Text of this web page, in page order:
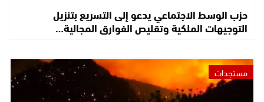
حزب الوسط الاجتماعي يدعو إلى التسريع بتنزيل
التوجيهات الملكية وتقليص الفوارق المجالية…
مستجدات